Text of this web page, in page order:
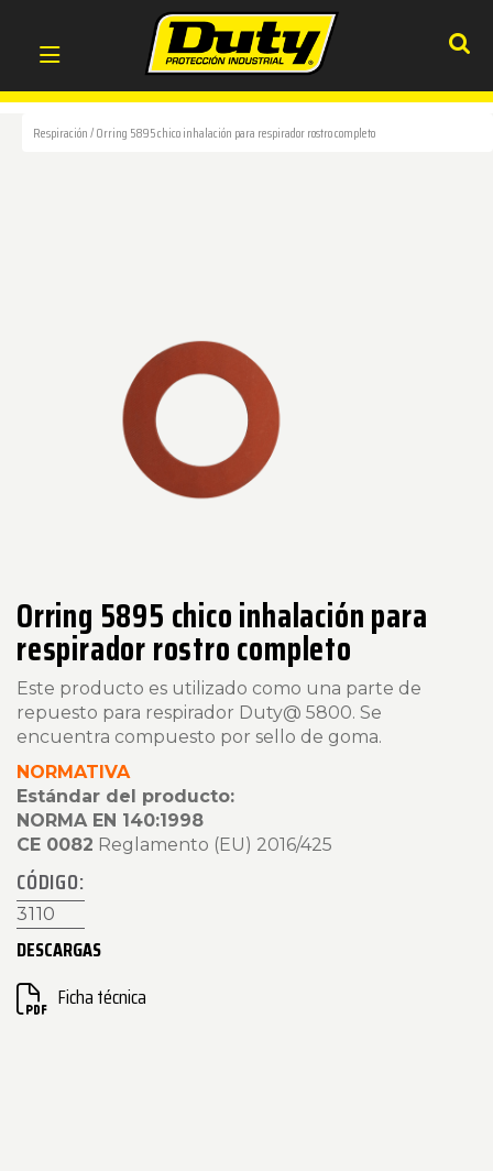
Respiración/Orring 5895 chico inhalación para respirador rostro completo
Orring 5895 chico inhalación para
respirador rostro completo
Este producto es utilizado como una parte de
repuesto para respirador Duty@ 5800. Se
encuentra compuesto por sello de goma.
NORMATIVA
Estándar del producto:
NORMA EN 140:1998
CE 0082 Reglamento (EU) 2016/425
CÓDIGO:
3110
DESCARGAS
Ficha técnica